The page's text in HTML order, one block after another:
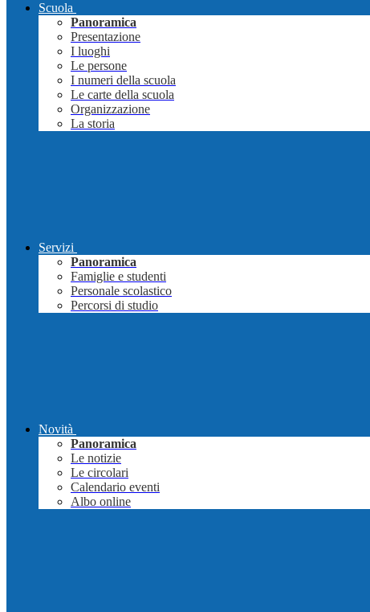
Scuola
Panoramica
Presentazione
I luoghi
Le persone
I numeri della scuola
Le carte della scuola
Organizzazione
La storia
Servizi
Panoramica
Famiglie e studenti
Personale scolastico
Percorsi di studio
Novità
Panoramica
Le notizie
Le circolari
Calendario eventi
Albo online